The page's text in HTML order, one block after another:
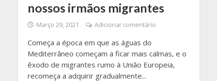
nossos irmãos migrantes
Março 29, 2021 Adicionar comentário
Começa a época em que as águas do
Mediterrâneo começam a ficar mais calmas, e o
êxodo de migrantes rumo à União Europeia,
recomeça a adquirir gradualmente...